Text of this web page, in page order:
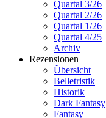
Quartal 3/26
Quartal 2/26
Quartal 1/26
Quartal 4/25
Archiv
Rezensionen
Übersicht
Belletristik
Historik
Dark Fantasy
Fantasy